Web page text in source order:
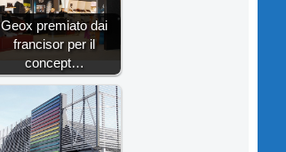
Geox premiato dai
francisor per il
concept…